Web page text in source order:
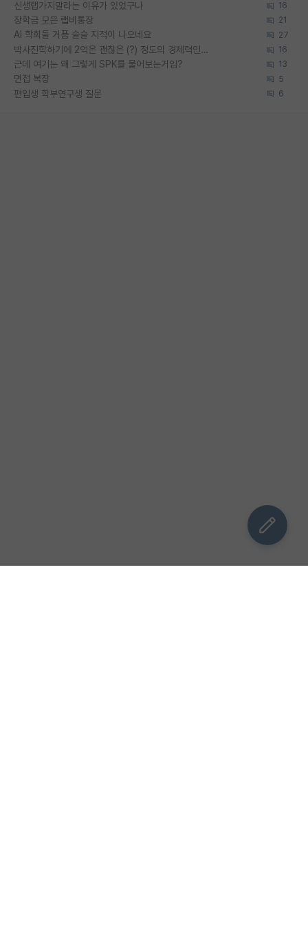
신생랩가지말라는 이유가 있었구나 16
장학금 모은 랩비통장 21
AI 학회들 거품 슬슬 지적이 나오네요 27
박사진학하기에 2억은 괜찮은 (?) 정도의 경제력인가요 16
근데 여기는 왜 그렇게 SPK를 물어보는거임? 13
면접 복장 5
편입생 학부연구생 질문 6